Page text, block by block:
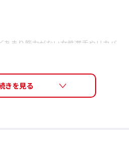
まり筋力がない女性選手やリカバ